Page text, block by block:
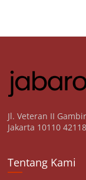
Jl. Veteran II
Jakarta 10110 42118
Tentang Kami